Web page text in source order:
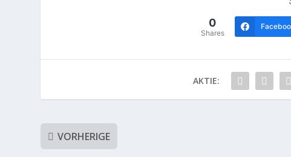
0
Shares
AKTIE:
VORHERIGE